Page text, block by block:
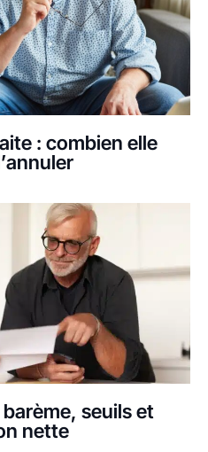
: combien elle
seuils et
nette